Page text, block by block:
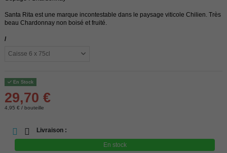
Santa Rita est une marque incontestable dans le paysage viticole Chilien. Très
beau Chardonnay non boisé et fruité.
/
En Stock
29,70 €
4,95 € / bouteille
Livraison :
En stock